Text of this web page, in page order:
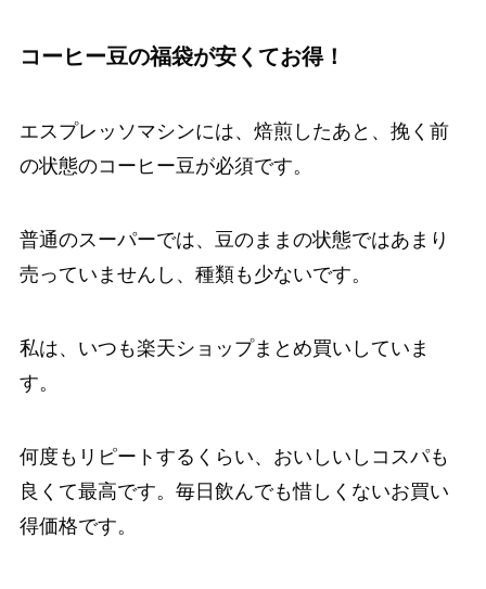
コーヒー豆の福袋が安くてお得！
エスプレッソマシンには、焙煎したあと、挽く前
の状態のコーヒー豆が必須です。
普通のスーパーでは、豆のままの状態ではあまり
売っていませんし、種類も少ないです。
私は、いつも楽天ショップまとめ買いしていま
す。
何度もリピートするくらい、おいしいしコスパも
良くて最高です。毎日飲んでも惜しくないお買い
得価格です。